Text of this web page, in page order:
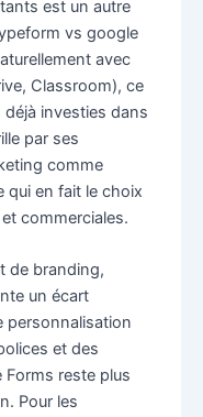
est un autre
vs google
avec
Classroom), ce
déjà investies dans
par ses
comme
qui en fait le choix
commerciales.
de branding,
un écart
personnalisation
et des
reste plus
Pour les